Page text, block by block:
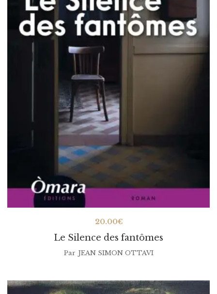
Le Silence des fantômes
20.00€
Par JEAN SIMON OTTAVI